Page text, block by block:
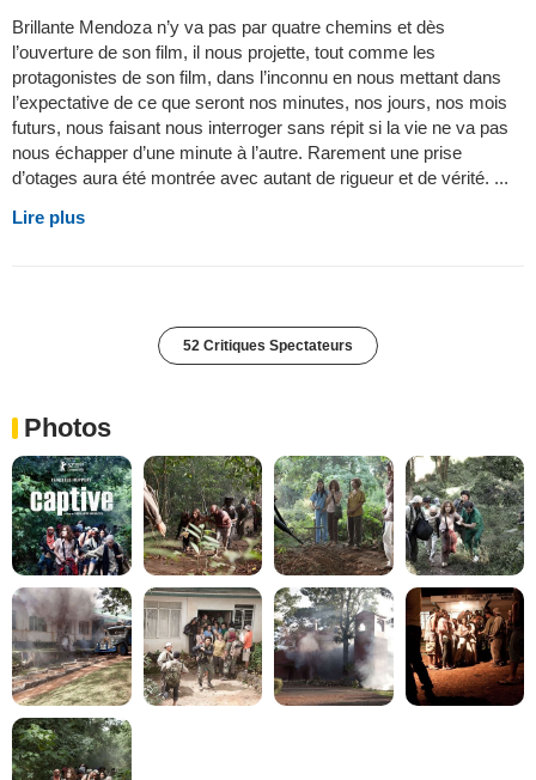
Brillante Mendoza n’y va pas par quatre chemins et dès
l’ouverture de son film, il nous projette, tout comme les
protagonistes de son film, dans l’inconnu en nous mettant dans
l’expectative de ce que seront nos minutes, nos jours, nos mois
futurs, nous faisant nous interroger sans répit si la vie ne va pas
nous échapper d’une minute à l’autre. Rarement une prise
d’otages aura été montrée avec autant de rigueur et de vérité. ...
Lire plus
52 Critiques Spectateurs
Photos